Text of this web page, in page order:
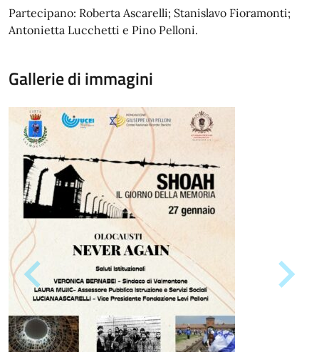
Partecipano: Roberta Ascarelli; Stanislavo Fioramonti;
Antonietta Lucchetti e Pino Pelloni.
Gallerie di immagini